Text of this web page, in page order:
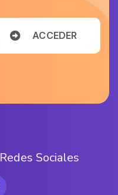
ACCEDER
Redes Sociales